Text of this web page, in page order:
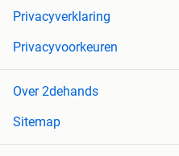
Privacyverklaring
Privacyvoorkeuren
Over 2dehands
Sitemap